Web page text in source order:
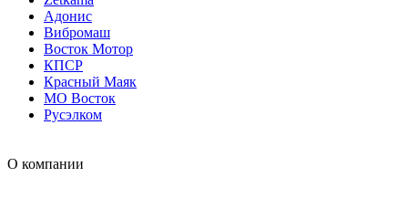
Адонис
Вибромаш
Восток Мотор
КПСР
Красный Маяк
МО Восток
Русэлком
О компании